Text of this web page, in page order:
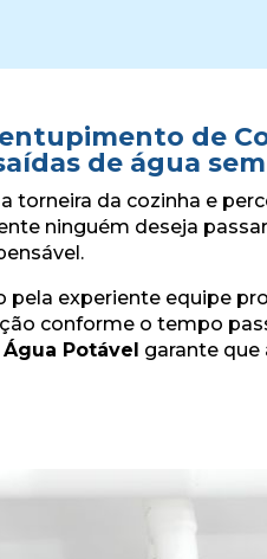
de
de água
torneira da cozinha e
ninguém deseja
pela experiente equipe
conforme o tempo
Potável garante que